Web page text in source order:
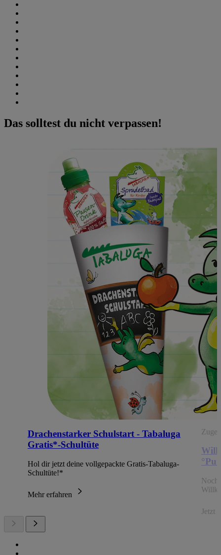
Das solltest du nicht verpassen!
Drachenstarker Schulstart - Tabaluga
Gratis*-Schultüte
Hol dir jetzt deine vollgepackte Gratis-Tabaluga-
Schultüte!*
Mehr erfahren
Noch
Jetzt